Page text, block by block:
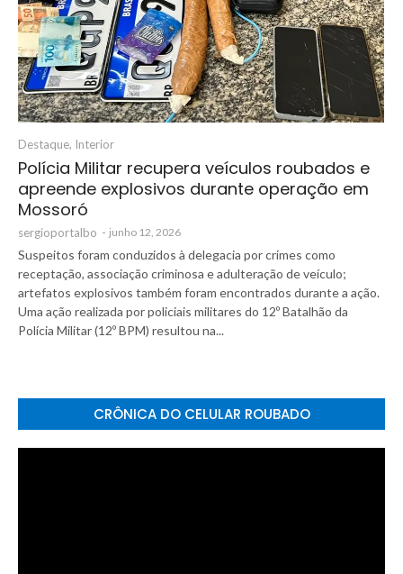
Destaque, Interior
Polícia Militar recupera veículos roubados e
apreende explosivos durante operação em
Mossoró
sergioportalbo - junho 12, 2026
Suspeitos foram conduzidos à delegacia por crimes como
receptação, associação criminosa e adulteração de veículo;
artefatos explosivos também foram encontrados durante a ação.
Uma ação realizada por policiais militares do 12º Batalhão da
Polícia Militar (12º BPM) resultou na...
CRÔNICA DO CELULAR ROUBADO